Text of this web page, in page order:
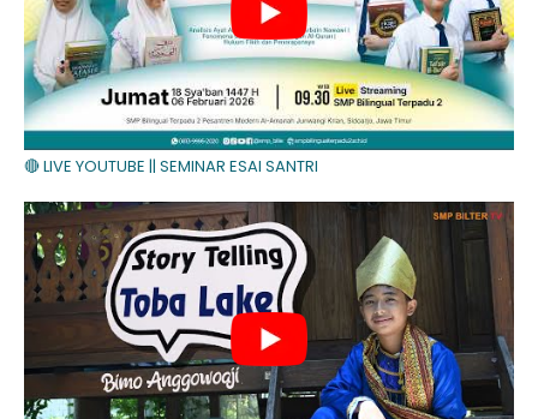
🔴 LIVE YOUTUBE || SEMINAR ESAI SANTRI